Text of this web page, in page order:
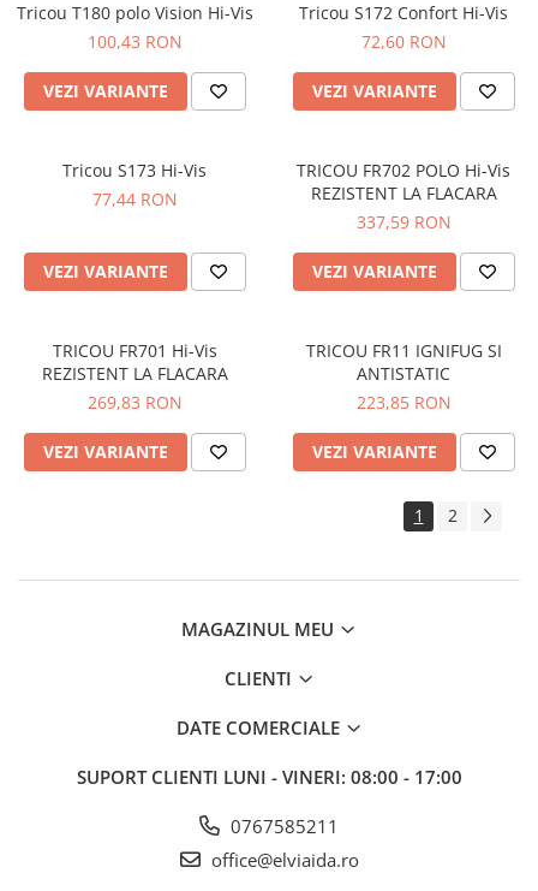
Tricou T180 polo Vision Hi-Vis
100,43 RON
VEZI VARIANTE
Tricou S172 Confort Hi-Vis
72,60 RON
VEZI VARIANTE
Tricou S173 Hi-Vis
77,44 RON
VEZI VARIANTE
TRICOU FR702 POLO Hi-Vis
REZISTENT LA FLACARA
337,59 RON
VEZI VARIANTE
TRICOU FR701 Hi-Vis
REZISTENT LA FLACARA
269,83 RON
VEZI VARIANTE
TRICOU FR11 IGNIFUG SI
ANTISTATIC
223,85 RON
VEZI VARIANTE
1 2
MAGAZINUL MEU
CLIENTI
DATE COMERCIALE
SUPORT CLIENTI LUNI - VINERI: 08:00 - 17:00
0767585211
office@elviaida.ro